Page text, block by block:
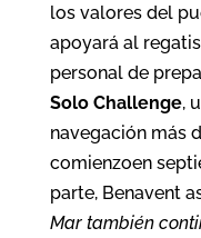
los valores del
apoyará al
personal de
Solo Challenge,
navegación más
comienzoen
parte, Benavent
Mar también